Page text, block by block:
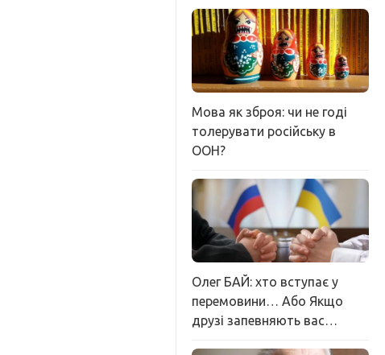
Мова як зброя: чи не годі
толерувати російську в
ООН?
Олег БАЙ: хто вступає у
перемовини… Або Якщо
друзі запевняють вас…